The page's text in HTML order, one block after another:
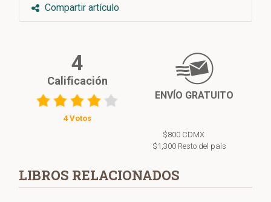
Compartir artículo
4
Calificación
4 Votos
ENVÍO GRATUITO
$800 CDMX
$1,300 Resto del país
LIBROS RELACIONADOS